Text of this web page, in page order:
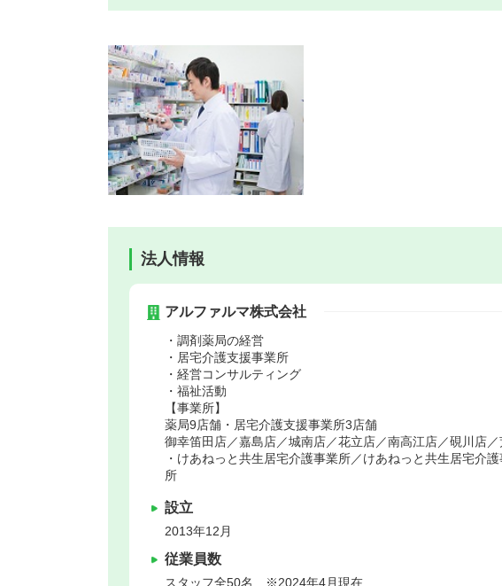
法人情報
アルファルマ株式会社
・調剤薬局の経営
・居宅介護支援事業所
・経営コンサルティング
・福祉活動
【事業所】
薬局9店舗・居宅介護支援事業所3店舗
御幸笛田店／嘉島店／城南店／花立店／南高江店／硯川店
・けあねっと共生居宅介護事業所／けあねっと共生居宅
所
設立
2013年12月
従業員数
スタッフ全50名 ※2024年4月現在